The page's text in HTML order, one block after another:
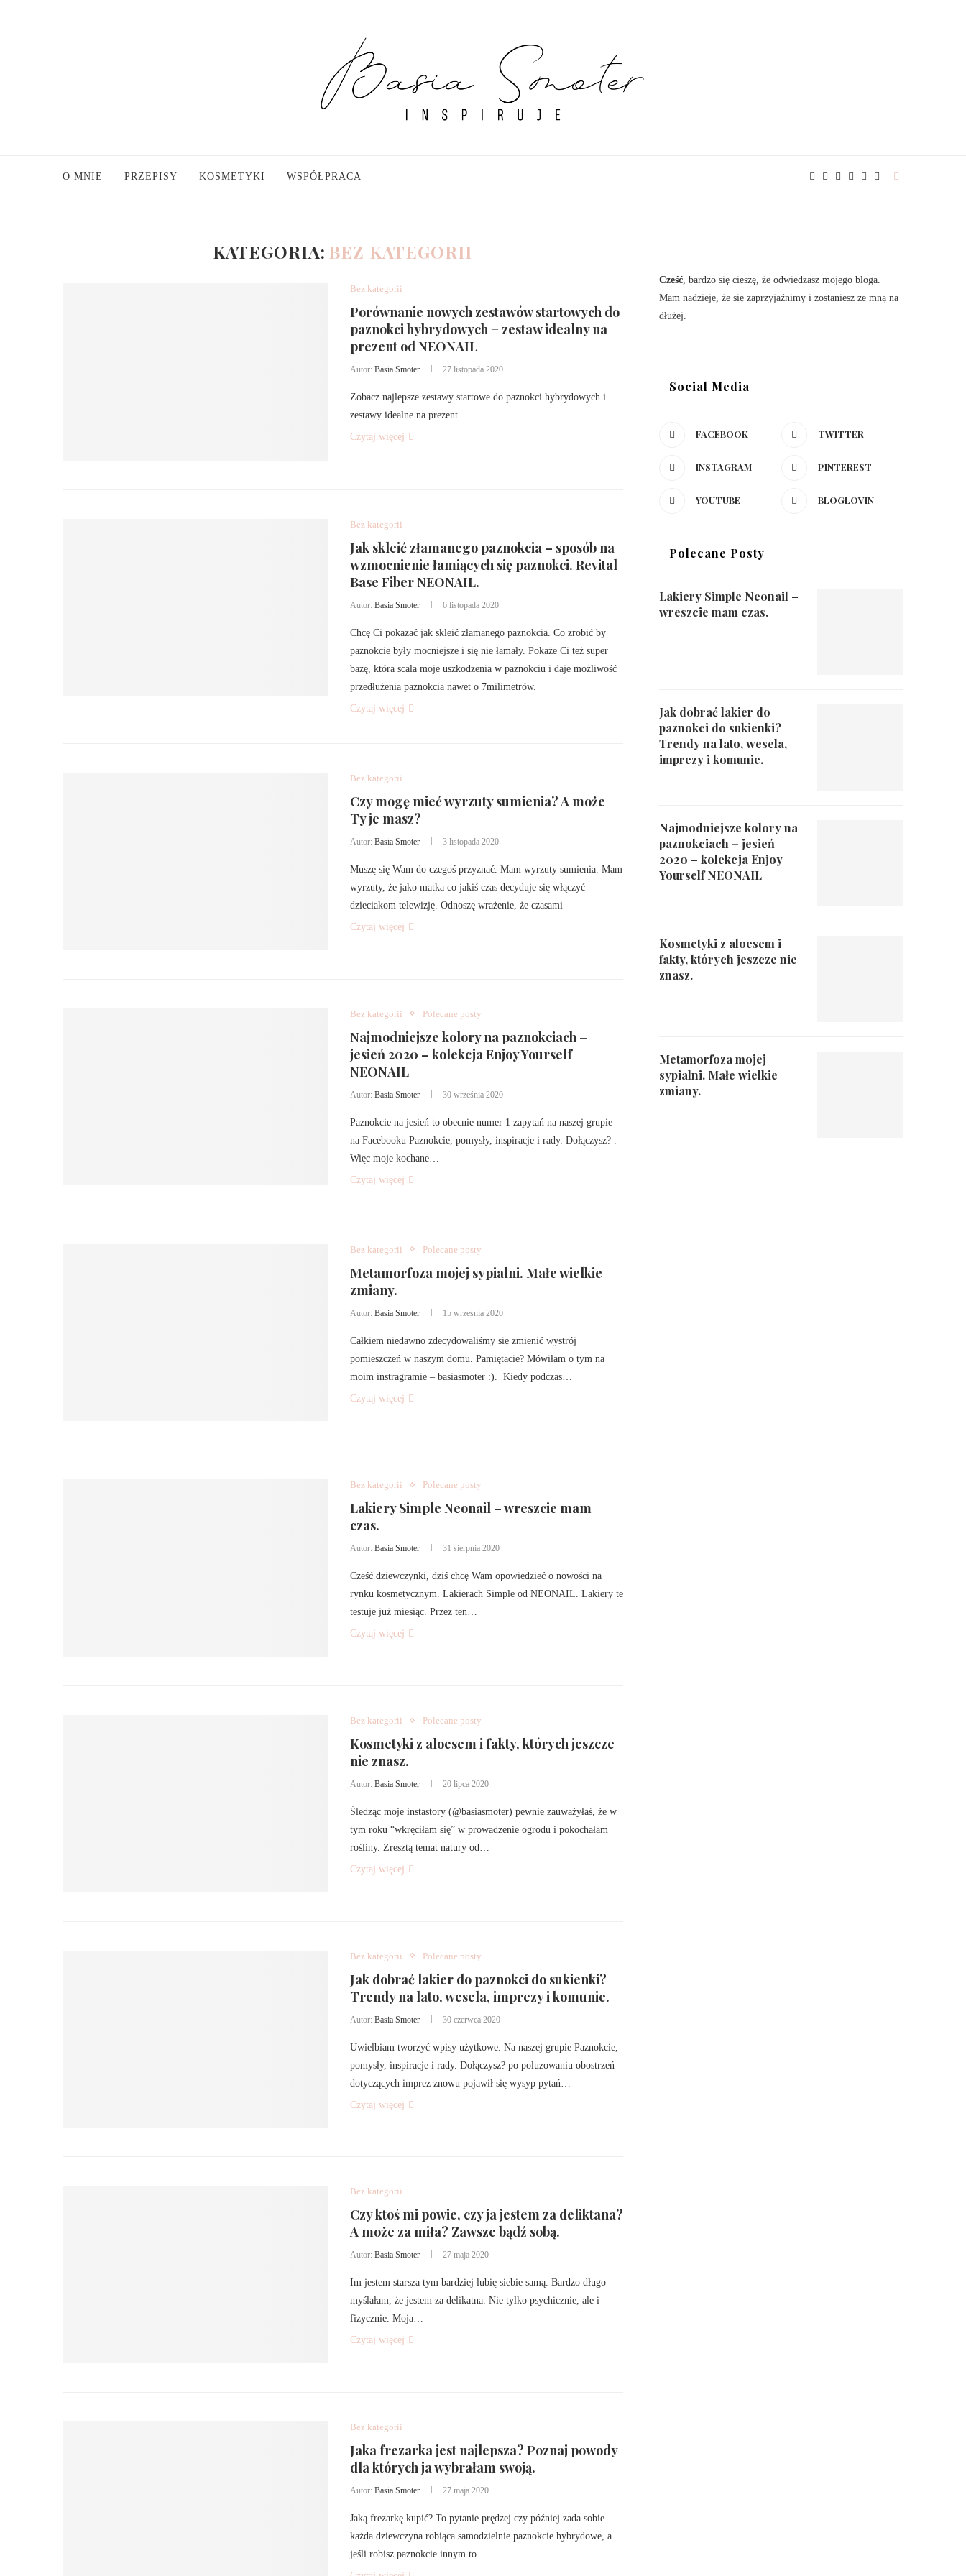
O MNIE PRZEPISY KOSMETYKI WSPÓŁPRACA
KATEGORIA: BEZ KATEGORII
Bez kategorii
Porównanie nowych zestawów startowych do
paznokci hybrydowych + zestaw idealny na
prezent od NEONAIL
Autor: Basia Smoter 27 listopada 2020
Zobacz najlepsze zestawy startowe do paznokci hybrydowych i
zestawy idealne na prezent.
Czytaj więcej
Bez kategorii
Jak skleić złamanego paznokcia – sposób na
wzmocnienie łamiących się paznokci. Revital
Base Fiber NEONAIL.
Autor: Basia Smoter 6 listopada 2020
Chcę Ci pokazać jak skleić złamanego paznokcia. Co zrobić by
paznokcie były mocniejsze i się nie łamały. Pokaże Ci też super
bazę, która scala moje uszkodzenia w paznokciu i daje możliwość
przedłużenia paznokcia nawet o 7milimetrów.
Czytaj więcej
Bez kategorii
Czy mogę mieć wyrzuty sumienia? A może
Ty je masz?
Autor: Basia Smoter 3 listopada 2020
Muszę się Wam do czegoś przyznać. Mam wyrzuty sumienia. Mam
wyrzuty, że jako matka co jakiś czas decyduje się włączyć
dzieciakom telewizję. Odnoszę wrażenie, że czasami
Czytaj więcej
Bez kategorii Polecane posty
Najmodniejsze kolory na paznokciach –
jesień 2020 – kolekcja Enjoy Yourself
NEONAIL
Autor: Basia Smoter 30 września 2020
Paznokcie na jesień to obecnie numer 1 zapytań na naszej grupie
na Facebooku Paznokcie, pomysły, inspiracje i rady. Dołączysz? .
Więc moje kochane…
Czytaj więcej
Bez kategorii Polecane posty
Metamorfoza mojej sypialni. Małe wielkie
zmiany.
Autor: Basia Smoter 15 września 2020
Całkiem niedawno zdecydowaliśmy się zmienić wystrój
pomieszczeń w naszym domu. Pamiętacie? Mówiłam o tym na
moim instragramie – basiasmoter :). Kiedy podczas…
Czytaj więcej
Bez kategorii Polecane posty
Lakiery Simple Neonail – wreszcie mam
czas.
Autor: Basia Smoter 31 sierpnia 2020
Cześć dziewczynki, dziś chcę Wam opowiedzieć o nowości na
rynku kosmetycznym. Lakierach Simple od NEONAIL. Lakiery te
testuje już miesiąc. Przez ten…
Czytaj więcej
Bez kategorii Polecane posty
Kosmetyki z aloesem i fakty, których jeszcze
nie znasz.
Autor: Basia Smoter 20 lipca 2020
Śledząc moje instastory (@basiasmoter) pewnie zauważyłaś, że w
tym roku “wkręciłam się” w prowadzenie ogrodu i pokochałam
rośliny. Zresztą temat natury od…
Czytaj więcej
Bez kategorii Polecane posty
Jak dobrać lakier do paznokci do sukienki?
Trendy na lato, wesela, imprezy i komunie.
Autor: Basia Smoter 30 czerwca 2020
Uwielbiam tworzyć wpisy użytkowe. Na naszej grupie Paznokcie,
pomysły, inspiracje i rady. Dołączysz? po poluzowaniu obostrzeń
dotyczących imprez znowu pojawił się wysyp pytań…
Czytaj więcej
Bez kategorii
Czy ktoś mi powie, czy ja jestem za deliktana?
A może za miła? Zawsze bądź sobą.
Autor: Basia Smoter 27 maja 2020
Im jestem starsza tym bardziej lubię siebie samą. Bardzo długo
myślałam, że jestem za delikatna. Nie tylko psychicznie, ale i
fizycznie. Moja…
Czytaj więcej
Bez kategorii
Jaka frezarka jest najlepsza? Poznaj powody
dla których ja wybrałam swoją.
Autor: Basia Smoter 27 maja 2020
Jaką frezarkę kupić? To pytanie prędzej czy później zada sobie
każda dziewczyna robiąca samodzielnie paznokcie hybrydowe, a
jeśli robisz paznokcie innym to…
Cześć, bardzo się cieszę, że odwiedzasz mojego bloga.
Mam nadzieję, że się zaprzyjaźnimy i zostaniesz ze mną na
dłużej.
Social Media
FACEBOOK TWITTER
INSTAGRAM PINTEREST
YOUTUBE BLOGLOVIN
Polecane Posty
Lakiery Simple Neonail –
wreszcie mam czas.
Jak dobrać lakier do
paznokci do sukienki?
Trendy na lato, wesela,
imprezy i komunie.
Najmodniejsze kolory na
paznokciach – jesień
2020 – kolekcja Enjoy
Yourself NEONAIL
Kosmetyki z aloesem i
fakty, których jeszcze nie
znasz.
Metamorfoza mojej
sypialni. Małe wielkie
zmiany.